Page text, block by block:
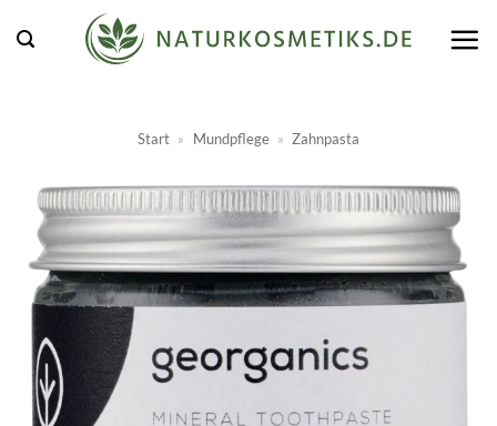
Inhalt
Start » Mundpflege » Zahnpasta